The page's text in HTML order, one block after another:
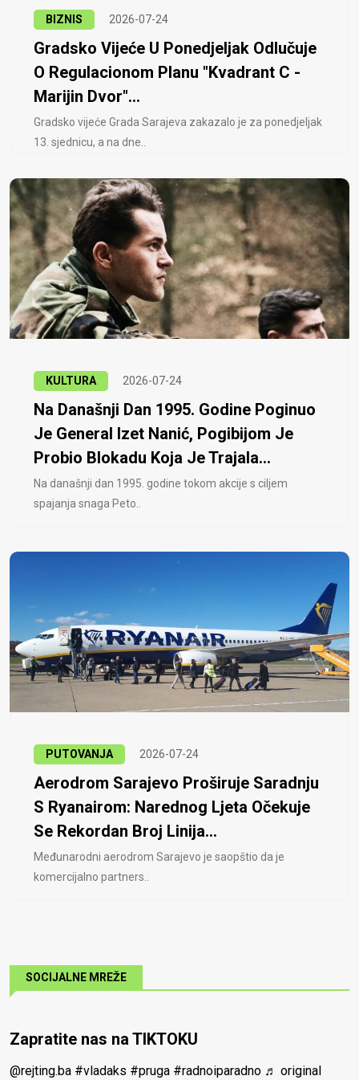
BIZNIS 2026-07-24
Gradsko Vijeće U Ponedjeljak Odlučuje
O Regulacionom Planu "Kvadrant C -
Marijin Dvor"...
Gradsko vijeće Grada Sarajeva zakazalo je za ponedjeljak
13. sjednicu, a na dne..
KULTURA 2026-07-24
Na Današnji Dan 1995. Godine Poginuo
Je General Izet Nanić, Pogibijom Je
Probio Blokadu Koja Je Trajala...
Na današnji dan 1995. godine tokom akcije s ciljem
spajanja snaga Peto..
PUTOVANJA 2026-07-24
Aerodrom Sarajevo Proširuje Saradnju
S Ryanairom: Narednog Ljeta Očekuje
Se Rekordan Broj Linija...
Međunarodni aerodrom Sarajevo je saopštio da je
komercijalno partners..
SOCIJALNE MREŽE
Zapratite nas na TIKTOKU
@rejting.ba #vladaks #pruga #radnoiparadno ♬ original